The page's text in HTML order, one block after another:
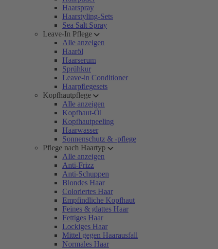
Haarspray
Haarstyling-Sets
Sea Salt Spray
Leave-In Pflege
Alle anzeigen
Haaröl
Haarserum
Sprühkur
Leave-in Conditioner
Haarpflegesets
Kopfhautpflege
Alle anzeigen
Kopfhaut-Öl
Kopfhautpeeling
Haarwasser
Sonnenschutz & -pflege
Pflege nach Haartyp
Alle anzeigen
Anti-Frizz
Anti-Schuppen
Blondes Haar
Coloriertes Haar
Empfindliche Kopfhaut
Feines & glattes Haar
Fettiges Haar
Lockiges Haar
Mittel gegen Haarausfall
Normales Haar